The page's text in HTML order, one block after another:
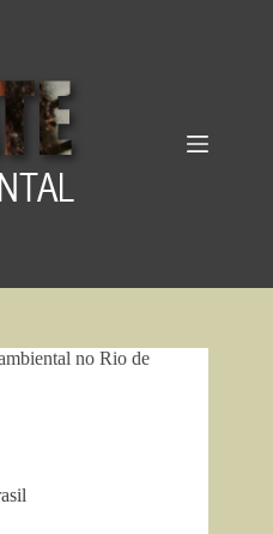
no Rio de